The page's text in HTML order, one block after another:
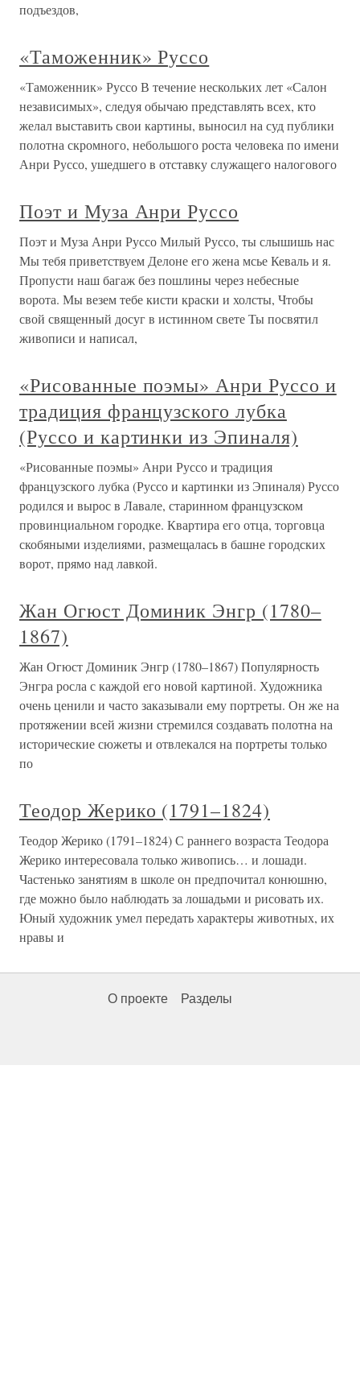
подъездов,
«Таможенник» Руссо
«Таможенник» Руссо В течение нескольких лет «Салон
независимых», следуя обычаю представлять всех, кто
желал выставить свои картины, выносил на суд публики
полотна скромного, небольшого роста человека по имени
Анри Руссо, ушедшего в отставку служащего налогового
Поэт и Муза Анри Руссо
Поэт и Муза Анри Руссо Милый Руссо, ты слышишь нас
Мы тебя приветствуем Делоне его жена мсье Кеваль и я.
Пропусти наш багаж без пошлины через небесные
ворота. Мы везем тебе кисти краски и холсты, Чтобы
свой священный досуг в истинном свете Ты посвятил
живописи и написал,
«Рисованные поэмы» Анри Руссо и
традиция французского лубка
(Руссо и картинки из Эпиналя)
«Рисованные поэмы» Анри Руссо и традиция
французского лубка (Руссо и картинки из Эпиналя) Руссо
родился и вырос в Лавале, старинном французском
провинциальном городке. Квартира его отца, торговца
скобяными изделиями, размещалась в башне городских
ворот, прямо над лавкой.
Жан Огюст Доминик Энгр (1780–
1867)
Жан Огюст Доминик Энгр (1780–1867) Популярность
Энгра росла с каждой его новой картиной. Художника
очень ценили и часто заказывали ему портреты. Он же на
протяжении всей жизни стремился создавать полотна на
исторические сюжеты и отвлекался на портреты только
по
Теодор Жерико (1791–1824)
Теодор Жерико (1791–1824) С раннего возраста Теодора
Жерико интересовала только живопись… и лошади.
Частенько занятиям в школе он предпочитал конюшню,
где можно было наблюдать за лошадьми и рисовать их.
Юный художник умел передать характеры животных, их
нравы и
О проекте Разделы